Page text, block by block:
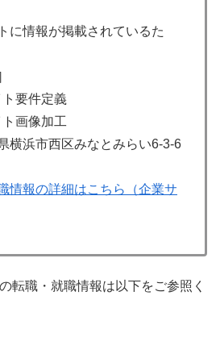
に情報が掲載されているた
要件定義
画像加工
横浜市西区みなとみらい6-3-6
情報の詳細はこちら（企業サ
転職・就職情報は以下をご参照く